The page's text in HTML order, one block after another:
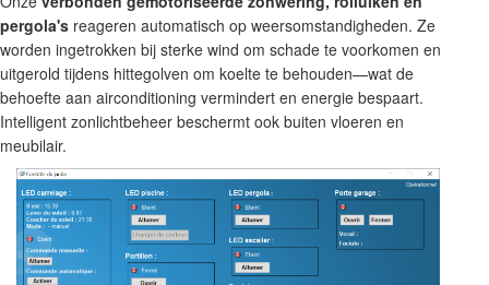
pergola's reageren automatisch op weersomstandigheden. Ze
worden ingetrokken bij sterke wind om schade te voorkomen en
uitgerold tijdens hittegolven om koelte te behouden—wat de
behoefte aan airconditioning vermindert en energie bespaart.
Intelligent zonlichtbeheer beschermt ook buiten vloeren en
meubilair.